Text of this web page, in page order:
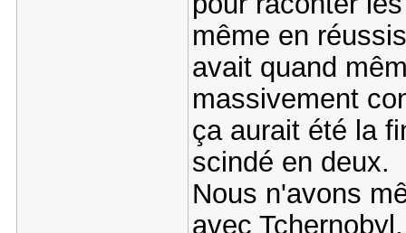
même en
avait quand
massivement
ça aurait été la
scindé en deux.
Nous n'avons
avec